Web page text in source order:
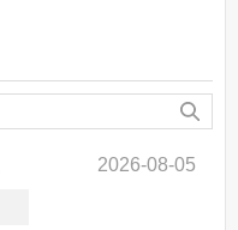
2026-08-05